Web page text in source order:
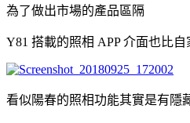
為了做出市場的產品區隔
Y81 搭載的照相 APP 介面也比
看似陽春的照相功能其實是有隱